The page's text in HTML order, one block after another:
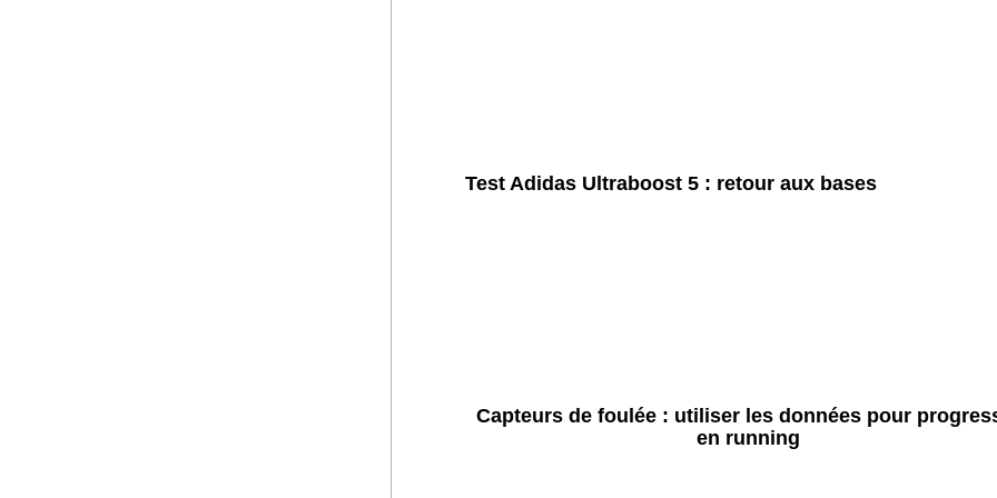
Test Adidas Ultraboost 5 : retour aux bases
Capteurs de foulée : utiliser les données pour
en running